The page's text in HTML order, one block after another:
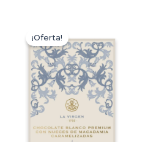
¡Oferta!
original
era:
7,90 €.
actual
es:
6,32 €.